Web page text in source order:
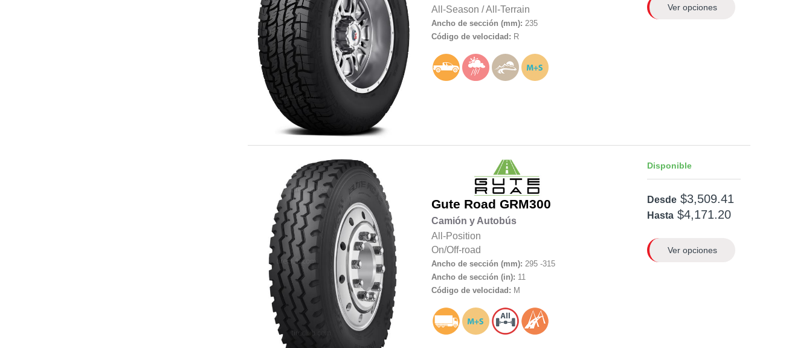
All-Season /All-Terrain
Ancho de sección (mm): 235
Código de velocidad: R
Ver opciones
Gute Road GRM300
Camión y Autobús
All-Position
On/Off-road
Ancho de sección (mm): 295 -315
Ancho de sección (in): 11
Código de velocidad: M
Disponible
Desde $3,509.41
Hasta $4,171.20
Ver opciones